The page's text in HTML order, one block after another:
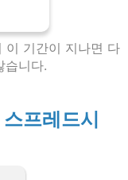
이 기간이 지나면 다
습니다.
프레드시